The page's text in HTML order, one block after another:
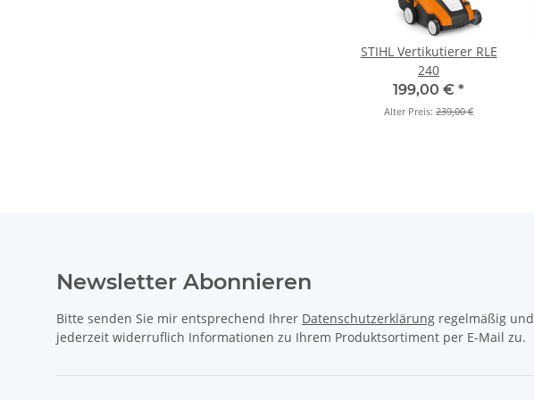
STIHL Vertikutierer RLE
240
199,00 € *
Alter Preis: 239,00 €
Newsletter Abonnieren
Bitte senden Sie mir entsprechend Ihrer Datenschutzerklärung regelmäßig und
jederzeit widerruflich Informationen zu Ihrem Produktsortiment per E-Mail zu.